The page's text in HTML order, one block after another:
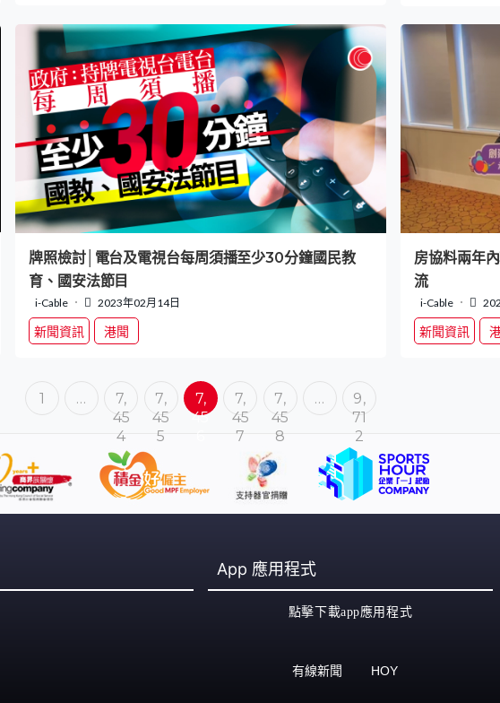
牌照檢討│電台及電視台每周須播至少30分鐘國民教
育、國安法節目
i-Cable 2023年02月14日
新聞資訊 港聞
房協料兩年
流
i-Cable
新聞資訊
1 …
7,
45
4
7,
45
5
7,
45
7,
45
7
7,
45
8
…
9,
71
2
App 應用程式
點擊下載app應用程式
有線新聞 HOY